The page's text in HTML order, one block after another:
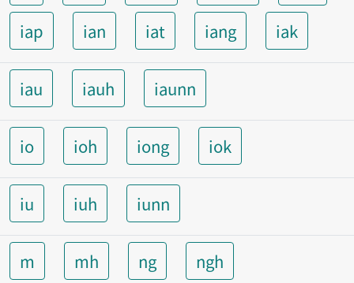
iap
ian iat iang iak
iau iauh iaunn
io ioh iong iok
iu iuh iunn
m mh ng ngh